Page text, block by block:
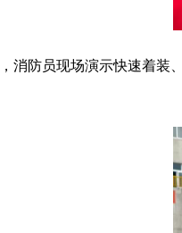
消防员现场演示快速着装